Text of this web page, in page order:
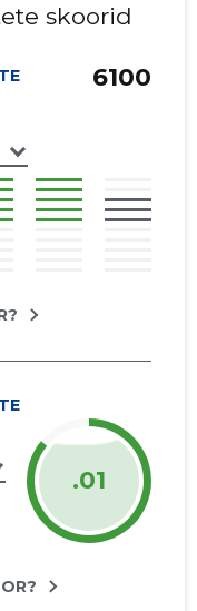
skoorid
ESTONIA AS
6100
ESTONIA AS
.01